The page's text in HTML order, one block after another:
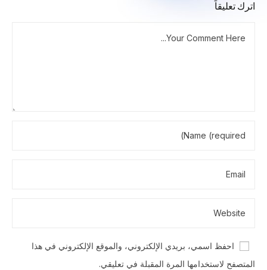
اترك تعليقاً
احفظ اسمي، بريدي الإلكتروني، والموقع الإلكتروني في هذا
المتصفح لاستخدامها المرة المقبلة في تعليقي.